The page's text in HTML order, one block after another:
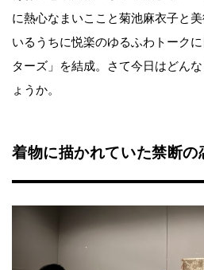
に熱心なまいここと菊池麻衣子と
いるうちに悦楽のゆるふわトーク
ターズ」を結成。さて今日はどん
ょうか。
着物に描かれていた禁断の